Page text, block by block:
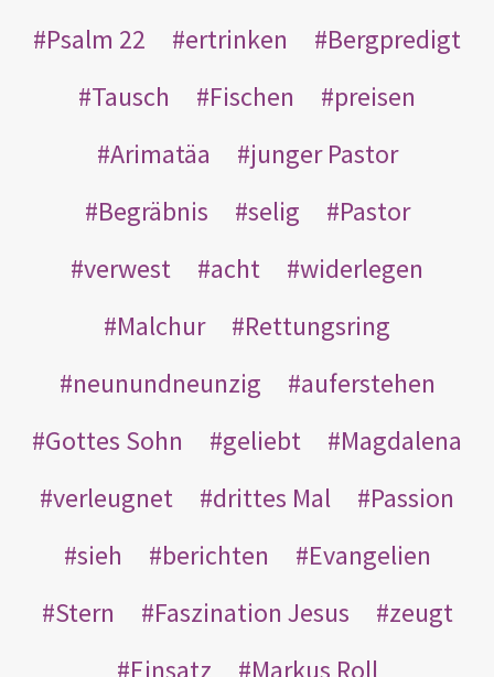
Psalm 22
ertrinken
Bergpredigt
Tausch
Fischen
preisen
Arimatäa
junger Pastor
Begräbnis
selig
Pastor
verwest
acht
widerlegen
Malchur
Rettungsring
neunundneunzig
auferstehen
Gottes Sohn
geliebt
Magdalena
verleugnet
drittes Mal
Passion
sieh
berichten
Evangelien
Stern
Faszination Jesus
zeugt
Einsatz
Markus Roll